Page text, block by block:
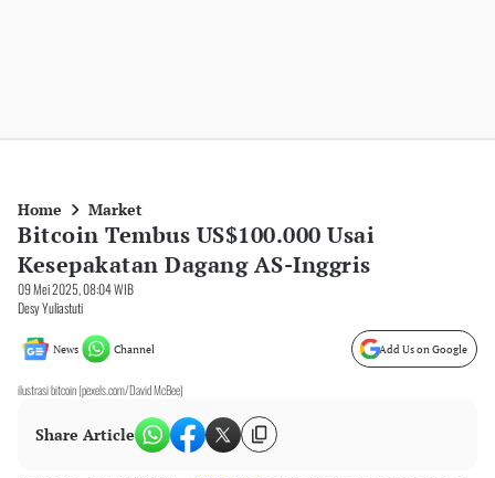
Home Market
Bitcoin Tembus US$100.000 Usai
Kesepakatan Dagang AS-Inggris
09 Mei 2025, 08:04 WIB
Desy Yuliastuti
News Channel Add Us on Google
ilustrasi bitcoin (pexels.com/David McBee)
Share Article